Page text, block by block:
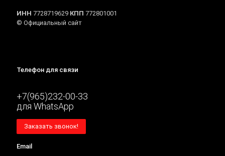
ИНН 7728719629 КПП 772801001
© Официальный сайт
Телефон для связи
+7(965)232-00-33
для WhatsApp
Заказать звонок!
Email